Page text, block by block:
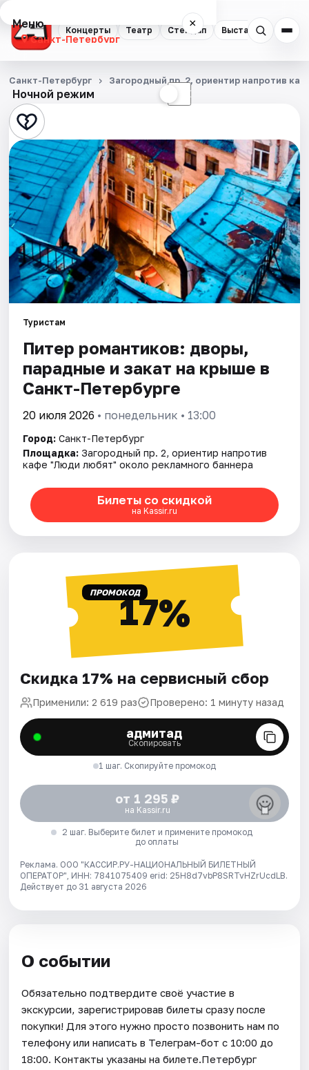
Концерты Театр Стендап Выставки
Меню ×
Санкт-Петербург
Концерты
Театр
Стендап
Выставки
Квесты
Экскурсии
Спорт
События
Города
Площадки
Артисты
Рейтинги
Ночной режим ☾
Санкт-Петербург Загородный пр. 2, ориентир напротив
Туристам
Питер романтиков: дворы,
парадные и закат на крыше в
Санкт-Петербурге
20 июля 2026 • понедельник • 13:00
Город: Санкт-Петербург
Площадка: Загородный пр. 2, ориентир напротив
кафе "Люди любят" около рекламного баннера
Билеты со скидкой
на Kassir.ru
ПРОМОКОД17%
Скидка 17% на сервисный сбор
Применили: 2 619 раз Проверено: 1 минуту назад
адмитад
Скопировать
1 шаг. Скопируйте промокод
от 1 295 ₽
на Kassir.ru
2 шаг. Выберите билет и примените промокод
до оплаты
Реклама. ООО "КАССИР.РУ-НАЦИОНАЛЬНЫЙ БИЛЕТНЫЙ
ОПЕРАТОР", ИНН: 7841075409 erid: 25H8d7vbP8SRTvHZrUcdLB.
Действует до 31 августа 2026
О событии
Обязательно подтвердите своё участие в
экскурсии, зарегистрировав билеты сразу после
покупки! Для этого нужно просто позвонить нам по
телефону или написать в Телеграм-бот с 10:00 до
18:00. Контакты указаны на билете.Петербург